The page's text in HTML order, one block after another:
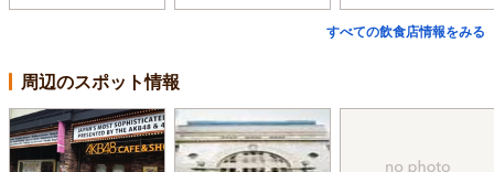
すべての飲食店情報をみる
周辺のスポット情報